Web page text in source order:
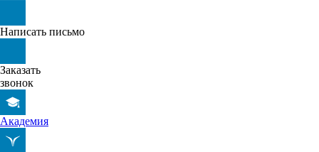
Написать письмо
Заказать
звонок
Академия